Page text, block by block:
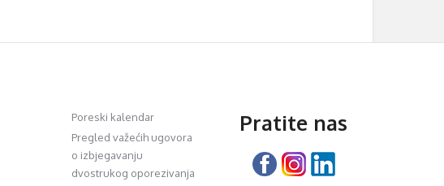
Poreski kalendar
Pregled važećih ugovora
o izbjegavanju
dvostrukog oporezivanja
Pratite nas